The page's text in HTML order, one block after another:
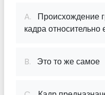
A. Происхождение
кадра
B. Это то же самое